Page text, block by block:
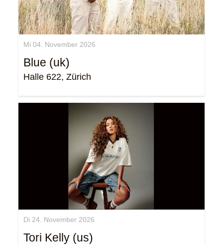
Mi 04. November 2026
Blue (uk)
Halle 622, Zürich
Di 24. November 2026
Tori Kelly (us)